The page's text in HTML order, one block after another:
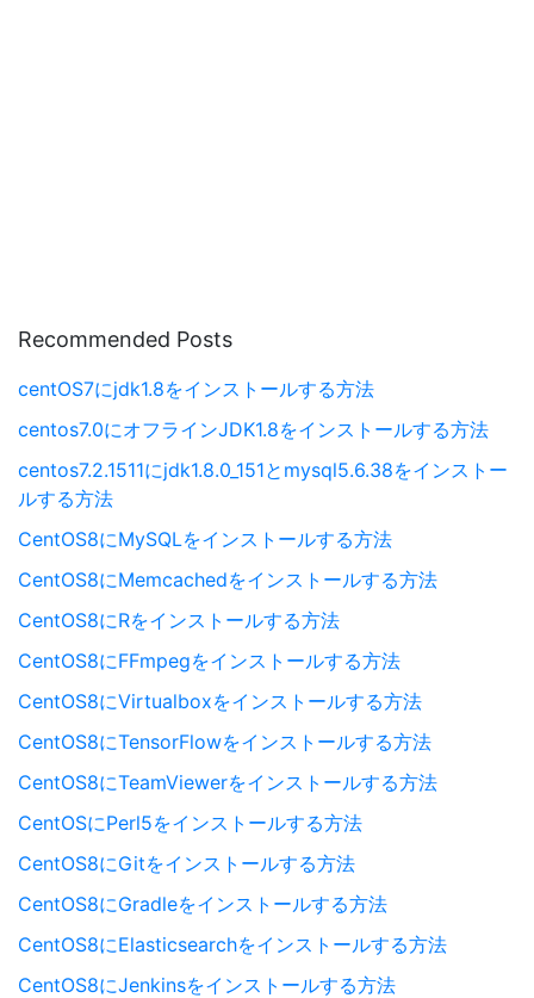
Recommended Posts
centOS7にjdk1.8をインストールする方法
centos7.0にオフラインJDK1.8をインストールする方法
centos7.2.1511にjdk1.8.0_151とmysql5.6.38をインストー
ルする方法
CentOS8にMySQLをインストールする方法
CentOS8にMemcachedをインストールする方法
CentOS8にRをインストールする方法
CentOS8にFFmpegをインストールする方法
CentOS8にVirtualboxをインストールする方法
CentOS8にTensorFlowをインストールする方法
CentOS8にTeamViewerをインストールする方法
CentOSにPerl5をインストールする方法
CentOS8にGitをインストールする方法
CentOS8にGradleをインストールする方法
CentOS8にElasticsearchをインストールする方法
CentOS8にJenkinsをインストールする方法